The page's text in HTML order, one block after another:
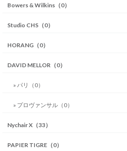
Bowers & Wilkins（0）
Studio CHS（0）
HORANG（0）
DAVID MELLOR（0）
» パリ（0）
» プロヴァンサル（0）
Nychair X（33）
PAPIER TIGRE（0）